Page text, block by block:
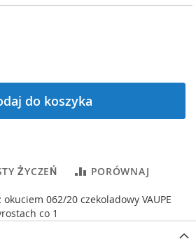
do koszyka
ŻYCZEŃ PORÓWNAJ
062/20 czekoladowy VAUPE
co 1